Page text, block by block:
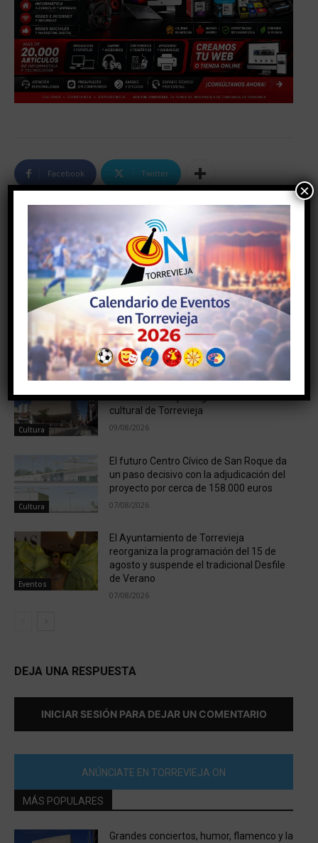
Facebook Twitter
Artículo anterior
Clamor empresarial y
político contra Oltra por
darle la «puntilla» a Alicante
con la tasa turística
Artículo siguiente
La IV legua nocturna puerto
de Torrevieja «gran premio
hospital de Torrevieja», en
línea de salida
NOTICIAS RELACIONADAS
Cultura
Grandes conciertos, humor, flamenco y la
Reina de la Sal protagonizan el otoño
cultural de Torrevieja
09/08/2026
Cultura
El futuro Centro Cívico de San Roque da
un paso decisivo con la adjudicación del
proyecto por cerca de 158.000 euros
07/08/2026
Eventos
El Ayuntamiento de Torrevieja
reorganiza la programación del 15 de
agosto y suspende el tradicional Desfile
de Verano
07/08/2026
DEJA UNA RESPUESTA
INICIAR SESIÓN PARA DEJAR UN COMENTARIO
ANÚNCIATE EN TORREVIEJA ON
MÁS POPULARES
Grandes conciertos, humor, flamenco y la
×